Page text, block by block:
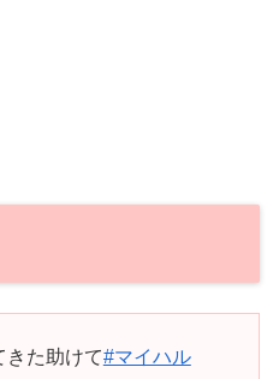
きた助けて#マイハル